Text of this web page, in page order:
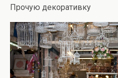
Прочую декоративку